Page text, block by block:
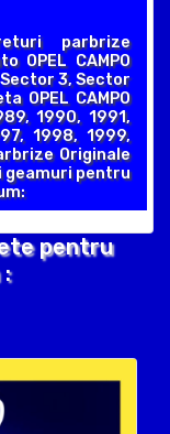
parbrize
OPEL CAMPO
3, Sector
OPEL CAMPO
1990, 1991,
1998, 1999,
Originale
geamuri pentru
pentru